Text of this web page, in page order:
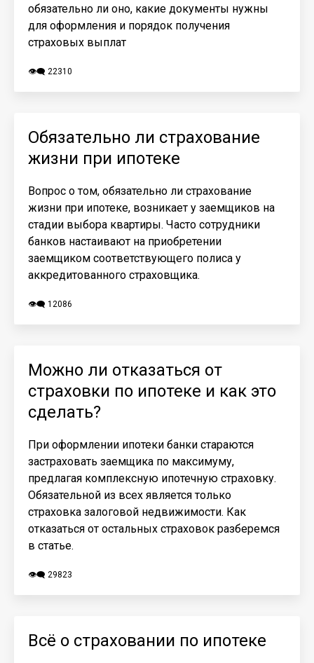
обязательно ли оно, какие документы нужны
для оформления и порядок получения
страховых выплат
👁️‍🗨️ 22310
Обязательно ли страхование
жизни при ипотеке
Вопрос о том, обязательно ли страхование
жизни при ипотеке, возникает у заемщиков на
стадии выбора квартиры. Часто сотрудники
банков настаивают на приобретении
заемщиком соответствующего полиса у
аккредитованного страховщика.
👁️‍🗨️ 12086
Можно ли отказаться от
страховки по ипотеке и как это
сделать?
При оформлении ипотеки банки стараются
застраховать заемщика по максимуму,
предлагая комплексную ипотечную страховку.
Обязательной из всех является только
страховка залоговой недвижимости. Как
отказаться от остальных страховок разберемся
в статье.
👁️‍🗨️ 29823
Всё о страховании по ипотеке